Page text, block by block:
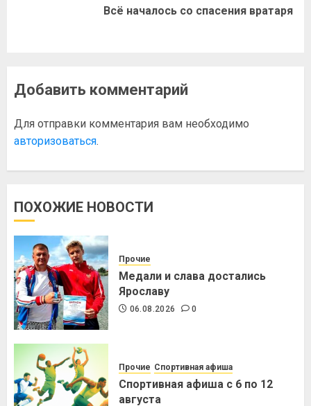
Всё началось со спасения вратаря
Добавить комментарий
Для отправки комментария вам необходимо
авторизоваться.
ПОХОЖИЕ НОВОСТИ
Прочие
Медали и слава достались
Ярославу
06.08.2026 0
Прочие Спортивная афиша
Спортивная афиша с 6 по 12
августа